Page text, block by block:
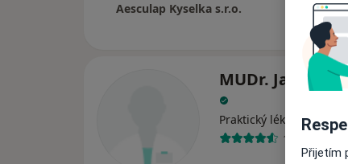
Aesculap Kyselka s.r.o.
MUDr. Jana
Praktický lékař
11 názorů
Přijetím